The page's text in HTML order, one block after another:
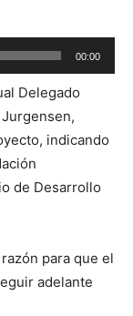
00:00
Delegado
indicando
de Desarrollo
para que el
adelante